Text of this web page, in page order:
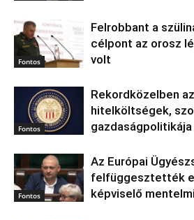
Fontos
Felrobbant a
célpont az orosz
volt
Fontos
Rekordközelben
hitelköltségek,
gazdaságpolitikája
Fontos
Az Európai
felfüggesztették
képviselő